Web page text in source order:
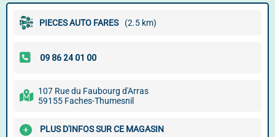
PIECES AUTO FARES (2.5 km)
107 Rue du Faubourg d'Arras
59155 Faches-Thumesnil
PLUS D'INFOS SUR CE MAGASIN